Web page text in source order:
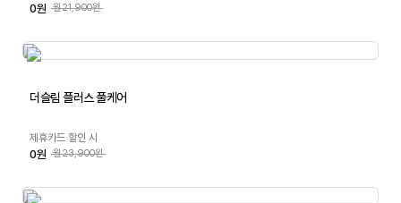
0원 월21,900원
더슬림 플러스 풀케어
제휴카드 할인 시
0원 월23,900원